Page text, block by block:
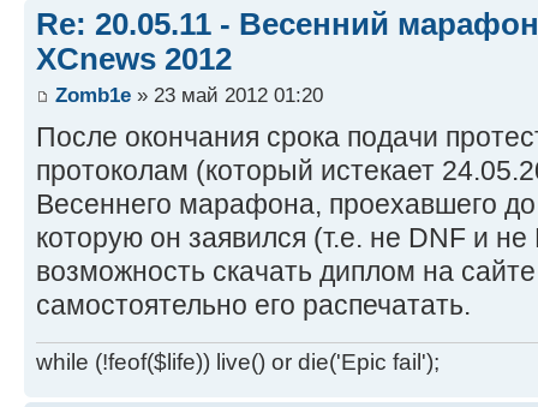
Re: 20.05.11 - Весенний
XCnews 2012
Zomb1e » 23 май 2012 01:20
После окончания срока подачи
протоколам (который истекает
Весеннего марафона, проехавшего
которую он заявился (т.е. не DNF и не
возможность скачать диплом на
самостоятельно его распечатать.
while (!feof($life)) live() or die('Epic fail');